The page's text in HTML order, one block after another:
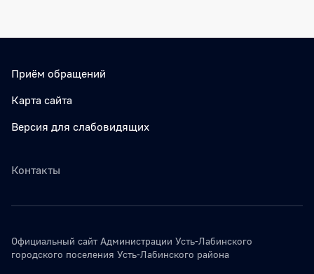
Приём обращений
Карта сайта
Версия для слабовидящих
Контакты
Официальный сайт Администрации Усть-Лабинского
городского поселения Усть-Лабинского района